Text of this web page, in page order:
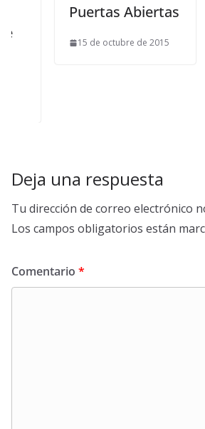
Puertas Abiertas
15 de octubre de 2015
Deja una respuesta
Tu dirección de correo electrónico
Los campos obligatorios están
Comentario *